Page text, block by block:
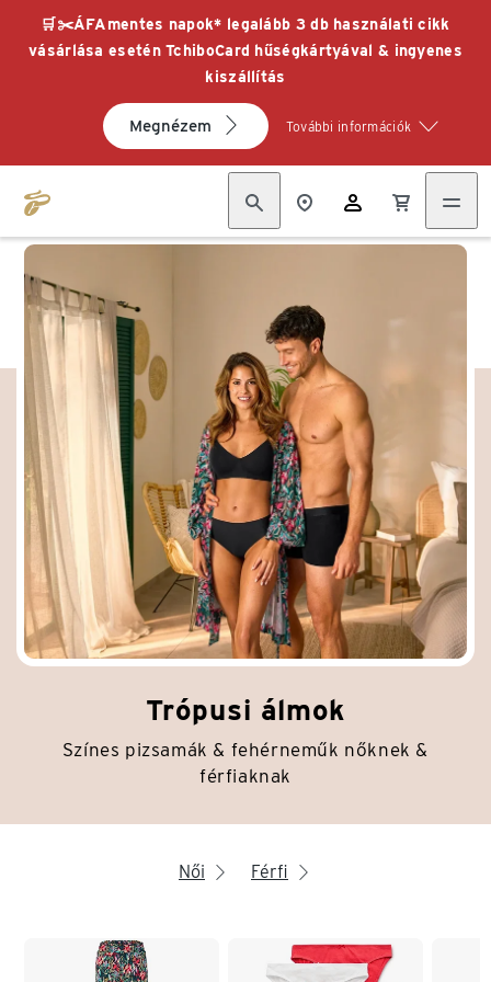
🛒✂️ÁFAmentes napok* legalább 3 db használati cikk
vásárlása esetén TchiboCard hűségkártyával & ingyenes
kiszállítás
Megnézem További információk
Trópusi álmok
Színes pizsamák & fehérneműk nőknek &
férfiaknak
Női arrow_right Férfi arrow_right